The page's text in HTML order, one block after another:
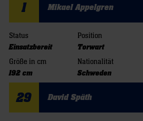
1 Mikael Appelgren
Status
Einsatzbereit
Position
Torwart
Größe in cm
192 cm
Nationalität
Schweden
29 David Späth